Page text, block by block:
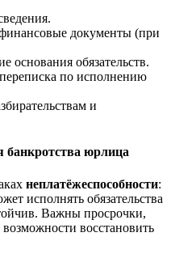
документы (при
основания обязательств.
по исполнению
и
банкротства юрлица
неплатёжеспособности:
исполнять обязательства
Важны просрочки,
восстановить